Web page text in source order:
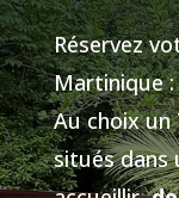
Réservez
Martinique :
Au choix
situés dans